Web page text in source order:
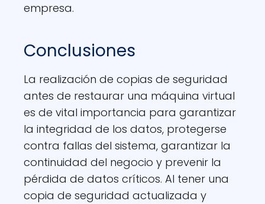
empresa.
Conclusiones
La realización de copias de seguridad
antes de restaurar una máquina virtual
es de vital importancia para garantizar
la integridad de los datos, protegerse
contra fallas del sistema, garantizar la
continuidad del negocio y prevenir la
pérdida de datos críticos. Al tener una
copia de seguridad actualizada y